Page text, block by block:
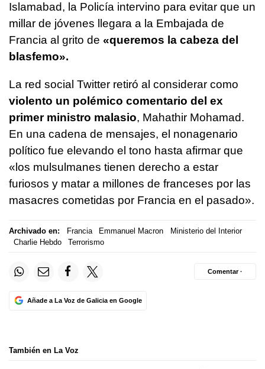
Islamabad, la Policía intervino para evitar que un
millar de jóvenes llegara a la Embajada de
Francia al grito de «queremos la cabeza del
blasfemo».
La red social Twitter retiró al considerar como
violento un polémico comentario del ex
primer ministro malasio, Mahathir Mohamad.
En una cadena de mensajes, el nonagenario
político fue elevando el tono hasta afirmar que
«los mulsulmanes tienen derecho a estar
furiosos y matar a millones de franceses por las
masacres cometidas por Francia en el pasado».
Archivado en: Francia Emmanuel Macron
Ministerio del Interior
Charlie Hebdo
Terrorismo
Añade a La Voz de Galicia en Google
Comentar ·
También en La Voz